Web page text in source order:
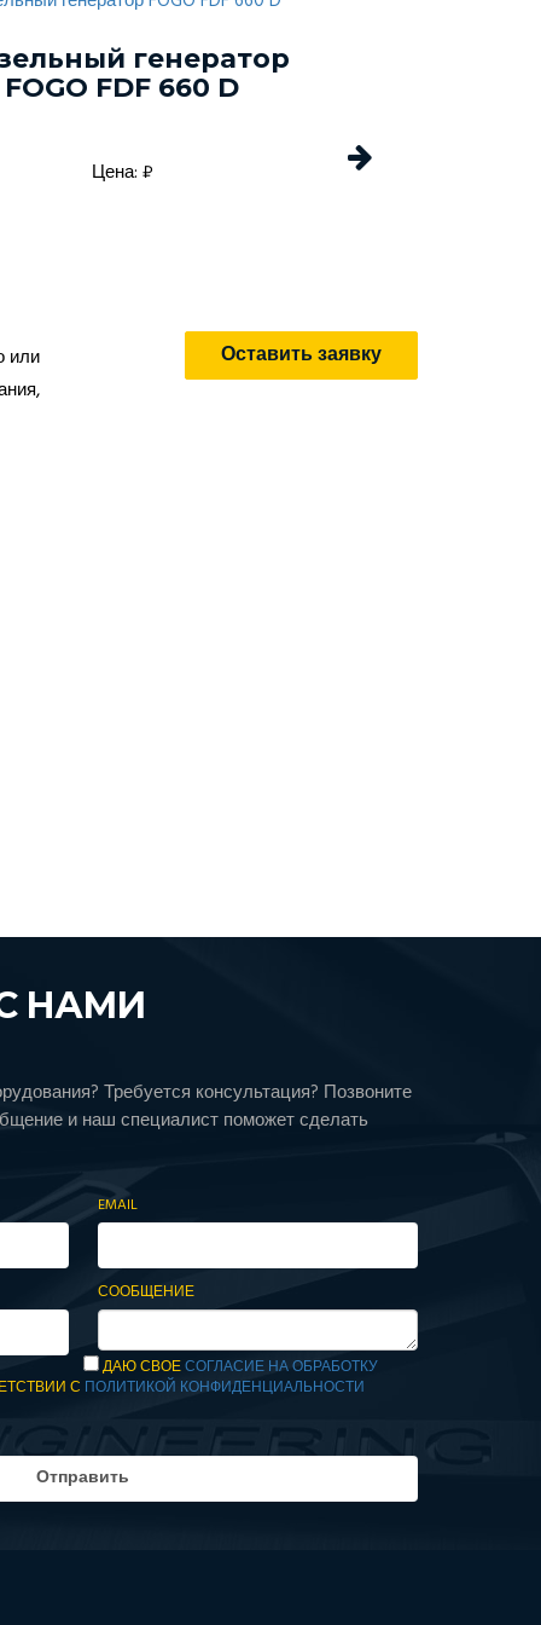
генератор
FOGO FDF 660 D
Цена: ₽
или
Оставить заявку
НАМИ
Требуется консультация? Позвоните
и наш специалист поможет сделать
EMAIL
СООБЩЕНИЕ
ДАЮ СВОЕСОГЛАСИЕ НА ОБРАБОТКУ
С ПОЛИТИКОЙ КОНФИДЕНЦИАЛЬНОСТИ